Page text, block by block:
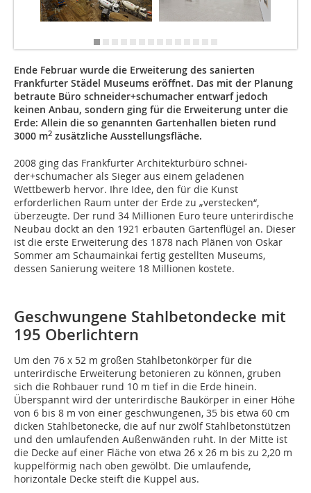
Ende Februar wurde die Erweiterung des sanierten
Frankfurter Städel Museums eröffnet. Das mit der Planung
betraute Büro schneider+schumacher entwarf jedoch
keinen Anbau, sondern ging für die Erweiterung unter die
Erde: Allein die so genannten Gartenhallen bieten rund
3000 m2 zusätzliche Ausstellungsfläche.
2008 ging das Frankfurter Architekturbüro schnei­
der+schumacher als Sieger aus einem geladenen
Wettbewerb hervor. Ihre Idee, den für die Kunst
erforderlichen Raum unter der Erde zu „verstecken“,
überzeugte. Der rund 34 Millionen Euro teure unterirdische
Neubau dockt an den 1921 erbauten Gartenflügel an. Dieser
ist die erste Erweiterung des 1878 nach Plänen von Oskar
Sommer am Schaumainkai fertig gestellten Museums,
dessen Sanierung weitere 18 Millionen kostete.
Geschwungene Stahlbetondecke mit
195 Oberlichtern
Um den 76 x 52 m großen Stahlbetonkörper für die
unterirdische Erweiterung betonieren zu können, gruben
sich die Rohbauer rund 10 m tief in die Erde hinein.
Überspannt wird der unterirdische Baukörper in einer Höhe
von 6 bis 8 m von einer geschwungenen, 35 bis etwa 60 cm
dicken Stahlbetonecke, die auf nur zwölf Stahlbetonstützen
und den umlaufenden Außenwänden ruht. In der Mitte ist
die Decke auf einer Fläche von etwa 26 x 26 m bis zu 2,20 m
kuppelförmig nach oben gewölbt. Die umlaufende,
horizontale Decke steift die Kuppel aus.